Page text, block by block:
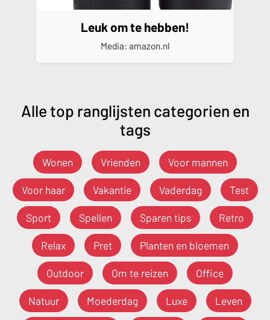
Leuk om te hebben!
Media: amazon.nl
Alle top ranglijsten categorien en
tags
Wonen Vrienden Voor mannen
Voor haar Vakantie Vaderdag Test
Sport Spellen Sparen tips Retro
Relax Pret Planten en bloemen
Outdoor Om te reizen Office
Natuur Moederdag Luxe Leven